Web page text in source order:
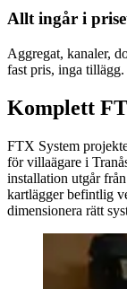
Allt ingår i
Aggregat, kanaler,
fast pris, inga tillägg.
Komplett
FTX System
för villaägare i
installation utgår
kartlägger befintlig
dimensionera rätt